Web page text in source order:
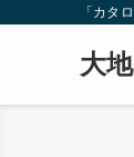
「カタ
大